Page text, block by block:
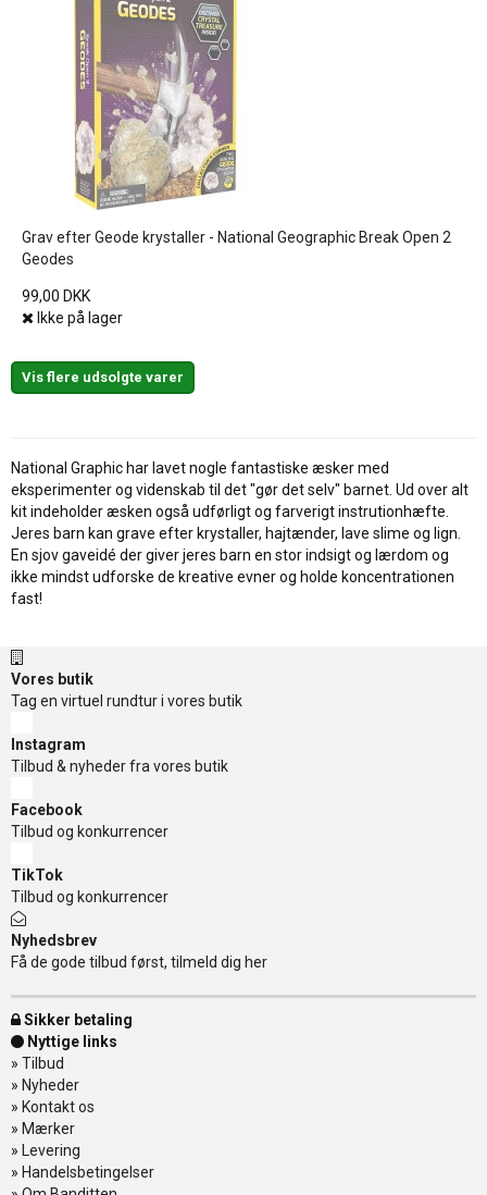
Grav efter Geode krystaller - National Geographic Break Open 2
Geodes
99,00 DKK
Ikke på lager
Vis flere udsolgte varer
National Graphic har lavet nogle fantastiske æsker med
eksperimenter og videnskab til det "gør det selv" barnet. Ud over alt
kit indeholder æsken også udførligt og farverigt instrutionhæfte.
Jeres barn kan grave efter krystaller, hajtænder, lave slime og lign.
En sjov gaveidé der giver jeres barn en stor indsigt og lærdom og
ikke mindst udforske de kreative evner og holde koncentrationen
fast!
Vores butik
Tag en virtuel rundtur i vores butik
Instagram
Tilbud & nyheder fra vores butik
Facebook
Tilbud og konkurrencer
TikTok
Tilbud og konkurrencer
Nyhedsbrev
Få de gode tilbud først, tilmeld dig her
Sikker betaling
Nyttige links
» Tilbud
» Nyheder
» Kontakt os
» Mærker
» Levering
» Handelsbetingelser